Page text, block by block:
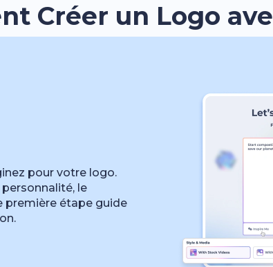
Créer un Logo
pour votre logo.
le
première étape guide